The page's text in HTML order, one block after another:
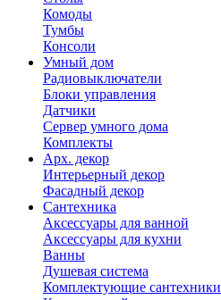
Комоды
Тумбы
Консоли
Умный дом
Радиовыключатели
Блоки управления
Датчики
Сервер умного дома
Комплекты
Арх. декор
Интерьерный декор
Фасадный декор
Сантехника
Аксессуары для ванной
Аксессуары для кухни
Ванны
Душевая система
Комплектующие сантехники